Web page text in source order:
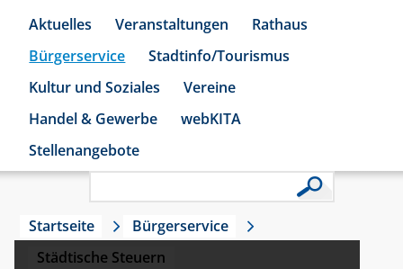
Aktuelles Veranstaltungen
Rathaus
Bürgerservice
Stadtinfo/Tourismus
Kultur und Soziales
Vereine
Handel & Gewerbe
webKITA
Stellenangebote
Startseite
Bürgerservice
Städtische Steuern